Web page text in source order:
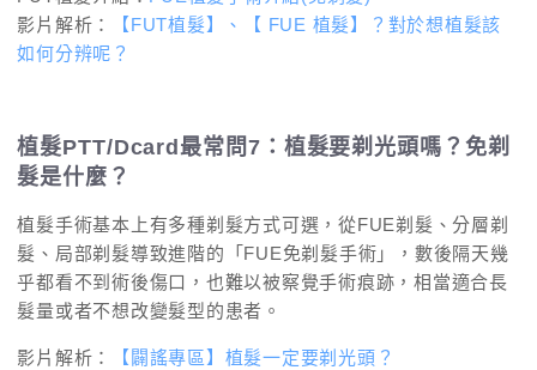
影片解析：
【FUT植髮】、【 FUE 植髮】？對於想植髮該
如何分辨呢？
植髮PTT/Dcard最常問7：植髮要剃光頭嗎？免剃
髮是什麼？
植髮手術基本上有多種剃髮方式可選，從FUE剃髮、分層剃
髮、局部剃髮導致進階的「FUE免剃髮手術」，數後隔天幾
乎都看不到術後傷口，也難以被察覺手術痕跡，相當適合長
髮量或者不想改變髮型的患者。
影片解析：
【闢謠專區】植髮一定要剃光頭？